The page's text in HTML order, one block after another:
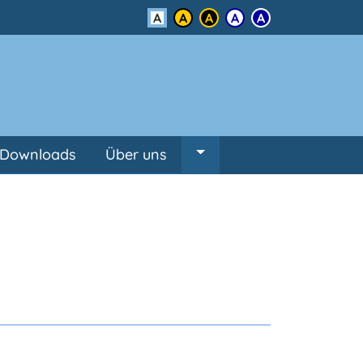
Kontrast
Downloads Über uns